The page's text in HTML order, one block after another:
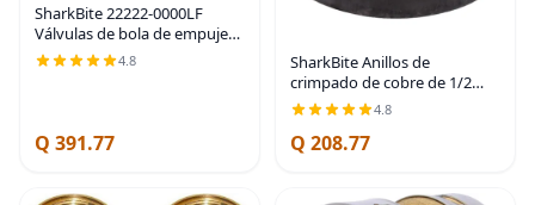
SharkBite 22222-0000LF
Válvulas de bola de empuje
de latón, 1/24.8
Q 391.77
SharkBite Anillos de
crimpado de cobre de 1/2
pulgada, paquete de 25, tubo
PEX, PE-RT, 23102CP25
4.8
Q 208.77